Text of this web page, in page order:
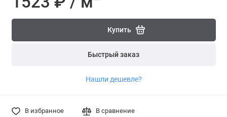
Купить
Быстрый заказ
Нашли дешевле?
В избранное В сравнение